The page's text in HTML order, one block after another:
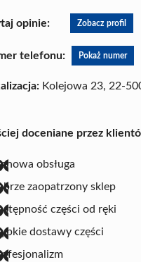
opinie: Zobacz profil
telefonu: Pokaż numer
Kolejowa 23, 22-
doceniane przez
obsługa
zaopatrzony sklep
części od ręki
dostawy części